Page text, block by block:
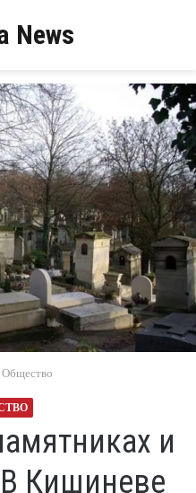
News
Общество
и
Кишиневе